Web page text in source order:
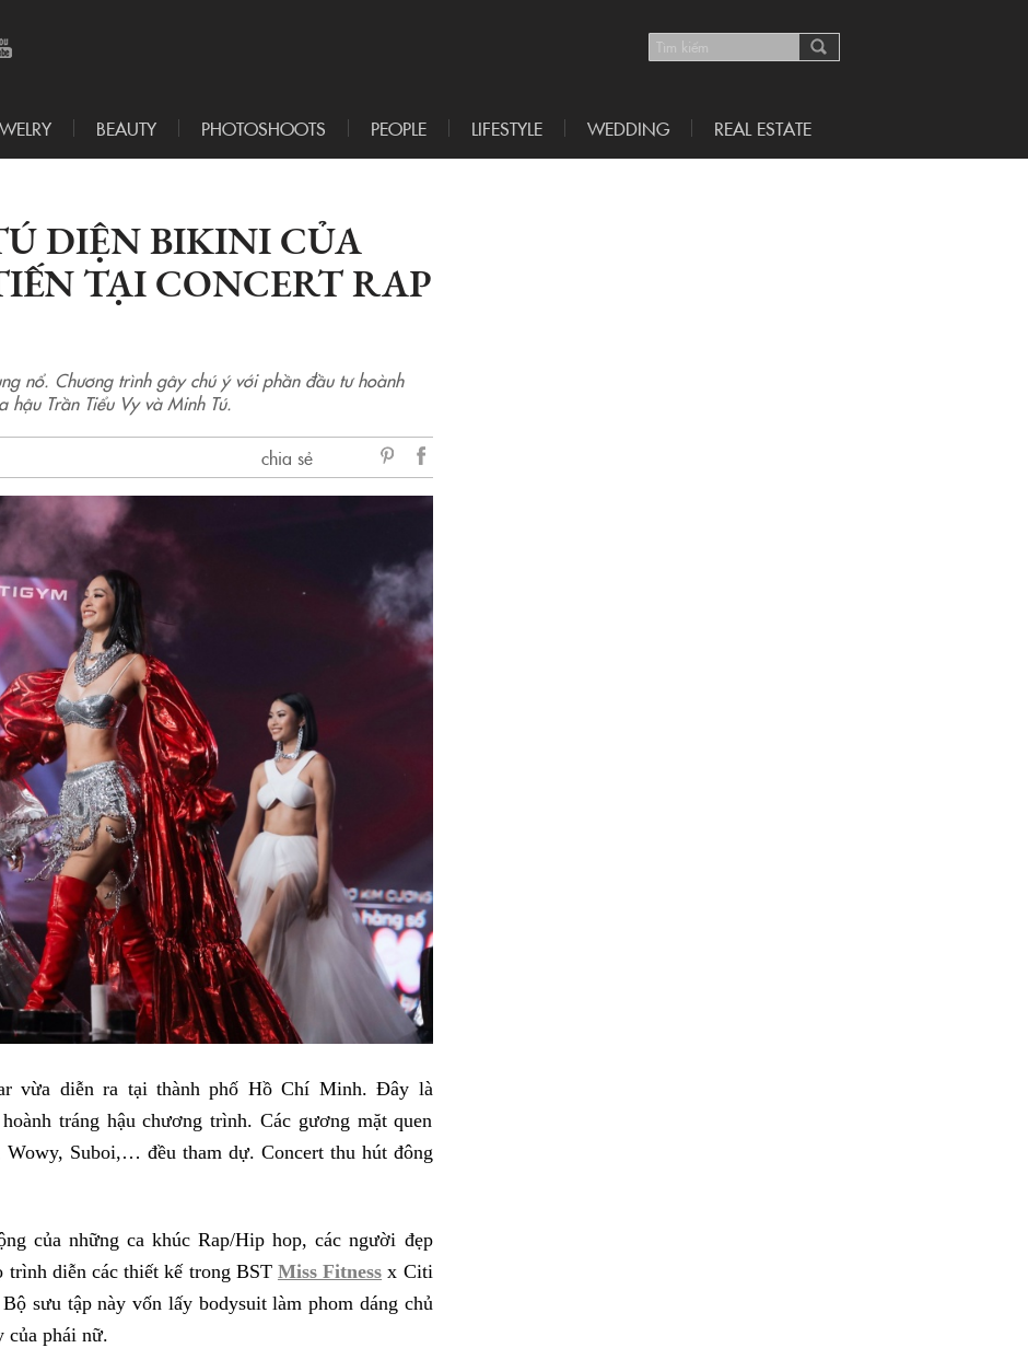
BEAUTY PHOTOSHOOTS PEOPLE LIFESTYLE WEDDING REAL ESTATE
DIỆN BIKINI CỦA
TẠI CONCERT RAP
nổ. Chương trình gây chú ý với phần đầu tư hoành
Trần Tiểu Vy và Minh Tú.
chia sẻ
vừa diễn ra tại thành phố Hồ Chí Minh. Đây là
tráng hậu chương trình. Các gương mặt quen
Suboi,… đều tham dự. Concert thu hút đông
của những ca khúc Rap/Hip hop, các người đẹp
diễn các thiết kế trong BST Miss Fitness x Citi
sưu tậpnày vốn lấy bodysuit làm phom dáng chủ
của phái nữ.